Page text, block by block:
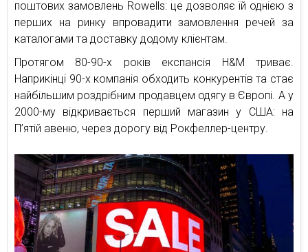
поштових замовлень Rowells: це дозволяє їй однією з
перших на ринку впровадити замовлення речей за
каталогами та доставку додому клієнтам.
Протягом 80-90-х років експансія H&M триває.
Наприкінці 90-х компанія обходить конкурентів та стає
найбільшим роздрібним продавцем одягу в Європі. А у
2000-му відкривається перший магазин у США: на
П’ятій авеню, через дорогу від Рокфеллер-центру.